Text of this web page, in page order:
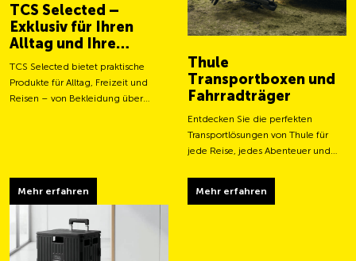
TCS Selected –
Exklusiv für Ihren
Alltag und Ihre
Abenteuer
TCS Selected bietet praktische
Produkte für Alltag, Freizeit und
Reisen – von Bekleidung über
Mehr erfahren
Thule
Transportboxen und
Fahrradträger
Entdecken Sie die perfekten
Transportlösungen von Thule für
jede Reise, jedes Abenteuer und
Mehr erfahren